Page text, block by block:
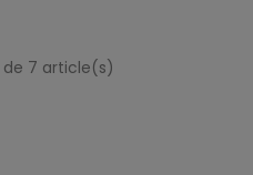
7 article(s)